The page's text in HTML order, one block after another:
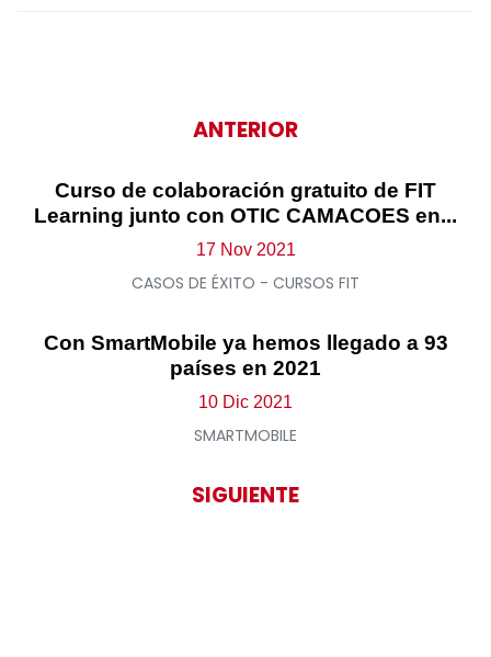
ANTERIOR
Curso de colaboración gratuito de FIT
Learning junto con OTIC CAMACOES en...
17 Nov 2021
CASOS DE ÉXITO - CURSOS FIT
Con SmartMobile ya hemos llegado a 93
países en 2021
10 Dic 2021
SMARTMOBILE
SIGUIENTE